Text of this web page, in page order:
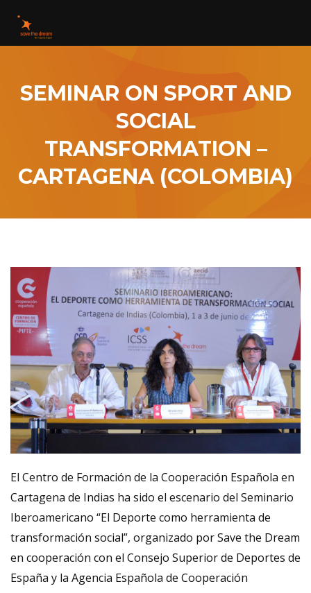
SEMINAR ON SPORT AND
SOCIAL
TRANSFORMATION –
CARTAGENA (COLOMBIA)
El Centro de Formación de la Cooperación Española en
Cartagena de Indias ha sido el escenario del Seminario
Iberoamericano “El Deporte como herramienta de
transformación social”, organizado por Save the Dream
en cooperación con el Consejo Superior de Deportes de
España y la Agencia Española de Cooperación